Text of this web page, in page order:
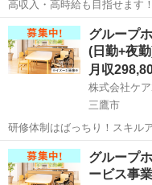
高収入・高時給も目指せます
得が目指せる！(初任者研修・
活躍できる！ 【施設名】 株式会社ケアリッツ・アンド・パートナーズ
ケアリッツ三鷹 ...
東京 三鷹市 介護福祉
グループ
(日勤+夜
月収
株式会社ケ
三鷹市
研修体制はばっちり！スキル
取得制度有り] 働きながら資
研修・介護福祉士)/定年65歳以上/利
式会社ケア21 た...
東京 三鷹市 介護福祉
グループ
ービス事